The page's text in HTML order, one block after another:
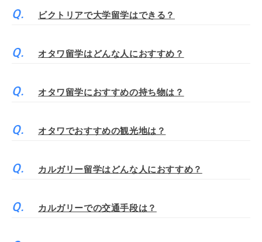
ビクトリアで大学留学はできる？
オタワ留学はどんな人におすすめ？
オタワ留学におすすめの持ち物は？
オタワでおすすめの観光地は？
カルガリー留学はどんな人におすすめ？
カルガリーでの交通手段は？